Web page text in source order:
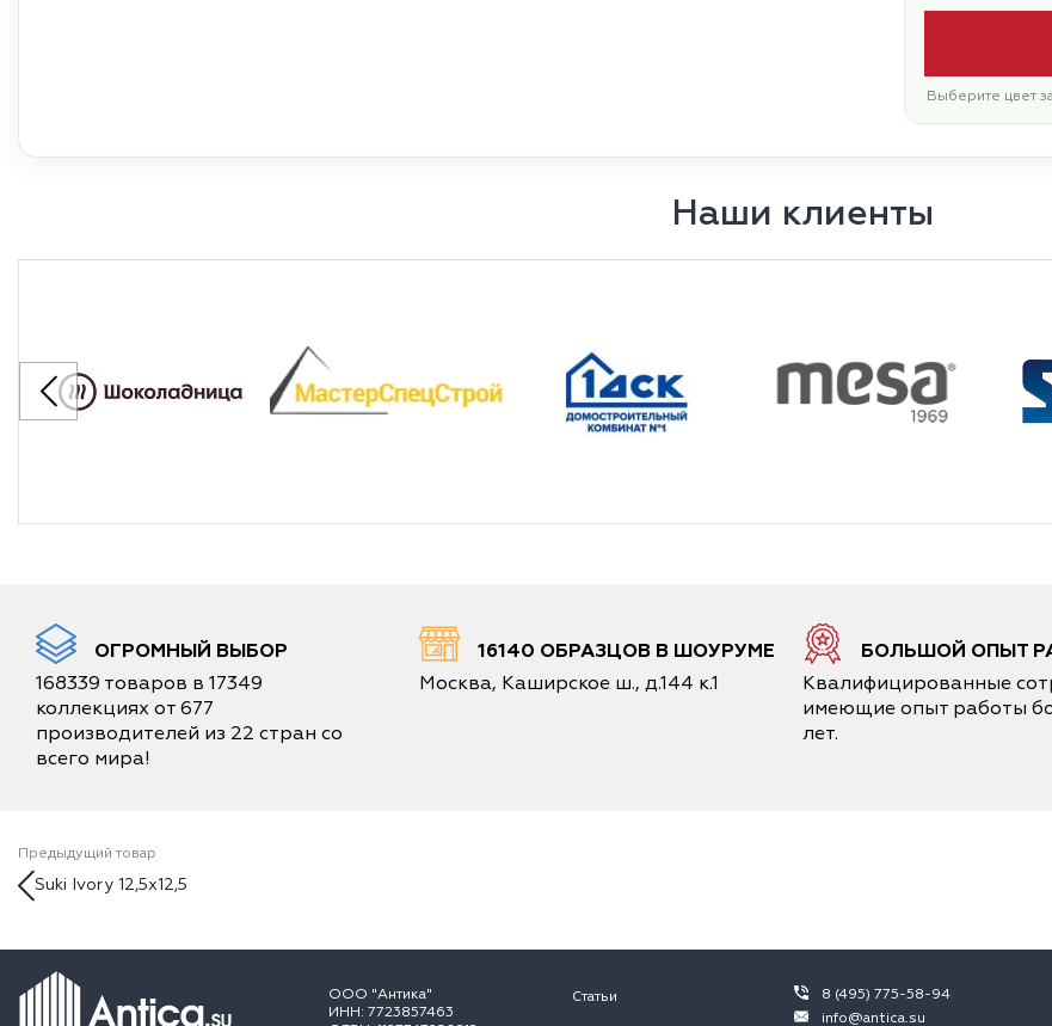
Выберите цвет
Наши клиенты
ОГРОМНЫЙ ВЫБОР
168339 товаров в 17349
коллекциях от 677
производителей из 22 стран со
всего мира!
16140 ОБРАЗЦОВ В ШОУРУМЕ
Москва, Каширское ш., д.144 к.1
БОЛЬШОЙ ОПЫТ
Квалифицированные
имеющие опыт работы
лет.
Предыдущий товар
Suki Ivory 12,5x12,5
ООО "Антика"
ИНН: 7723857463
Статьи
8 (495) 775-58-94
info@antica.su